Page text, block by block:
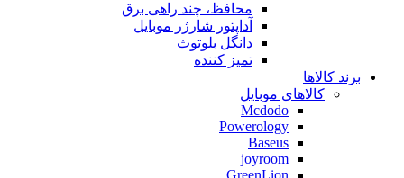
محافظ، چند راهی برق
آداپتور شارژر موبایل
دانگل بلوتوث
تمیز کننده
برند کالاها
کالاهای موبایل
Mcdodo
Powerology
Baseus
joyroom
GreenLion